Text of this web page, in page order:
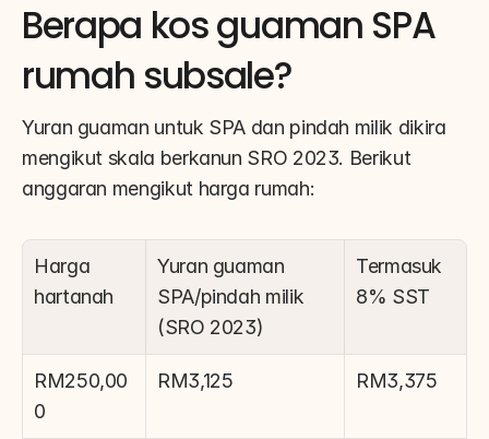
Berapa kos guaman SPA
rumah subsale?
Yuran guaman untuk SPA dan pindah milik dikira
mengikut skala berkanun SRO 2023. Berikut
anggaran mengikut harga rumah:
Harga
hartanah
Yuran guaman
SPA/pindah milik
(SRO 2023)
Termasuk
8% SST
RM250,00
0
RM3,125 RM3,375